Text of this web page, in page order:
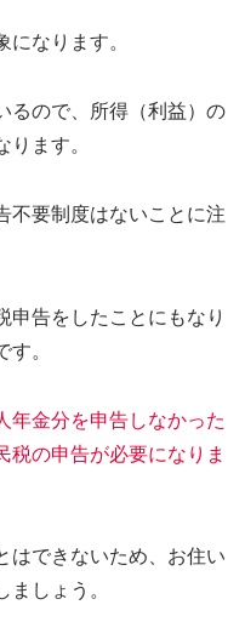
なります。
るので、所得（利益）の
ます。
不要制度はないことに注
申告をしたことにもなり
。
年金分を申告しなかった
税の申告が必要になりま
はできないため、お住い
しょう。